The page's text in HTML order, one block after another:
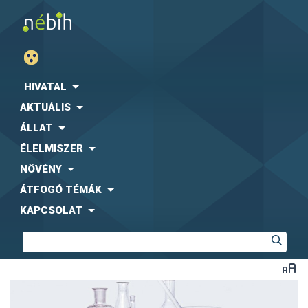
HIVATAL
AKTUÁLIS
ÁLLAT
ÉLELMISZER
NÖVÉNY
ÁTFOGÓ TÉMÁK
KAPCSOLAT